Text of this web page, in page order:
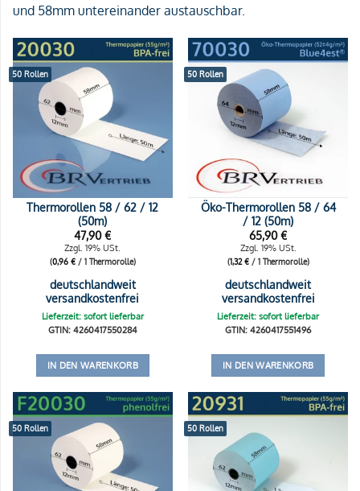
und 58mm untereinander austauschbar.
50 Rollen
Thermorollen 58 / 62 / 12
(50m)
47,90€
Zzgl. 19% USt.
(0,96 €/ 1 Thermorolle)
deutschlandweit
versandkostenfrei
Lieferzeit: sofort lieferbar
GTIN: 4260417550284
IN DEN WARENKORB
50 Rollen
Öko-Thermorollen 58 / 64
/ 12 (50m)
65,90€
Zzgl. 19% USt.
(1,32€/ 1 Thermorolle)
deutschlandweit
versandkostenfrei
Lieferzeit: sofort lieferbar
GTIN: 4260417551496
IN DEN WARENKORB
50 Rollen 50 Rollen